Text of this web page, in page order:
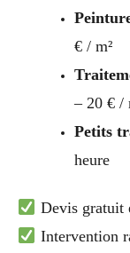
€ / m²
– 20 € /
Petits
heure
Devis gratuit
Intervention